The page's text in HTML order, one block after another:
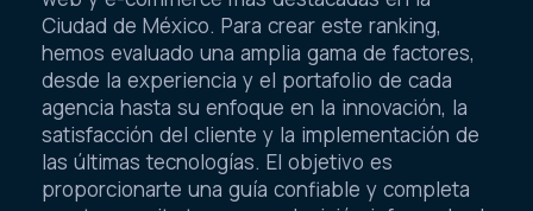
Ciudad de México. Para crear este ranking,
hemos evaluado una amplia gama de factores,
desde la experiencia y el portafolio de cada
agencia hasta su enfoque en la innovación, la
satisfacción del cliente y la implementación de
las últimas tecnologías. El objetivo es
proporcionarte una guía confiable y completa